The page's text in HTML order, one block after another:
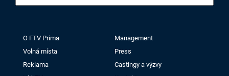
O FTV Prima
Management
Volná místa
Press
Reklama
Castingy a výzvy